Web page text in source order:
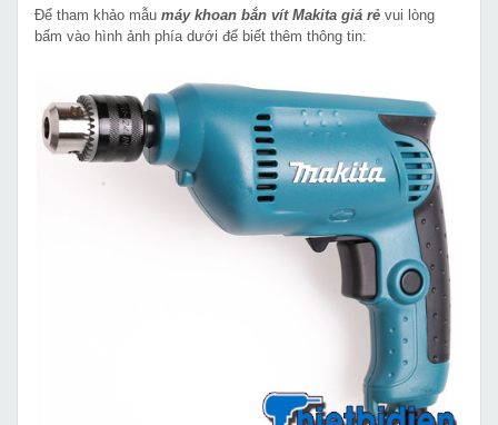
Để tham khảo mẫu máy khoan bắn vít Makita giá rẻ vui lòng
bấm vào hình ảnh phía dưới để biết thêm thông tin: